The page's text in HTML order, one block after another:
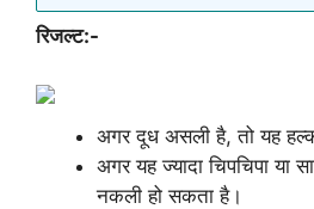
रिजल्ट:-
अगर दूध असली है, तो यह
अगर यह ज्यादा चिपचिपा या
नकली हो सकता है।